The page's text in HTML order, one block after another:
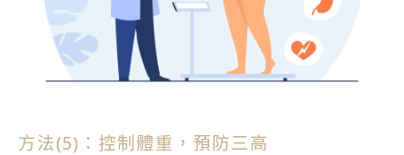
方法(5)：控制體重，預防三高